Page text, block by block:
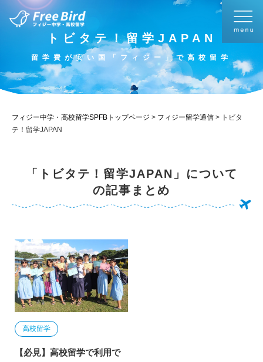
トビタテ！留学JAPAN
留学費が安い国「フィジー」で高校留学
フィジー中学・高校留学SPFBトップページ > フィジー留学通信 > トビタ
テ！留学JAPAN
「トビタテ！留学JAPAN」について
の記事まとめ
高校留学
【必見】高校留学で利用で